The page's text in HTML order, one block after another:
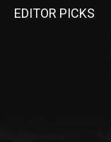
EDITOR PICKS